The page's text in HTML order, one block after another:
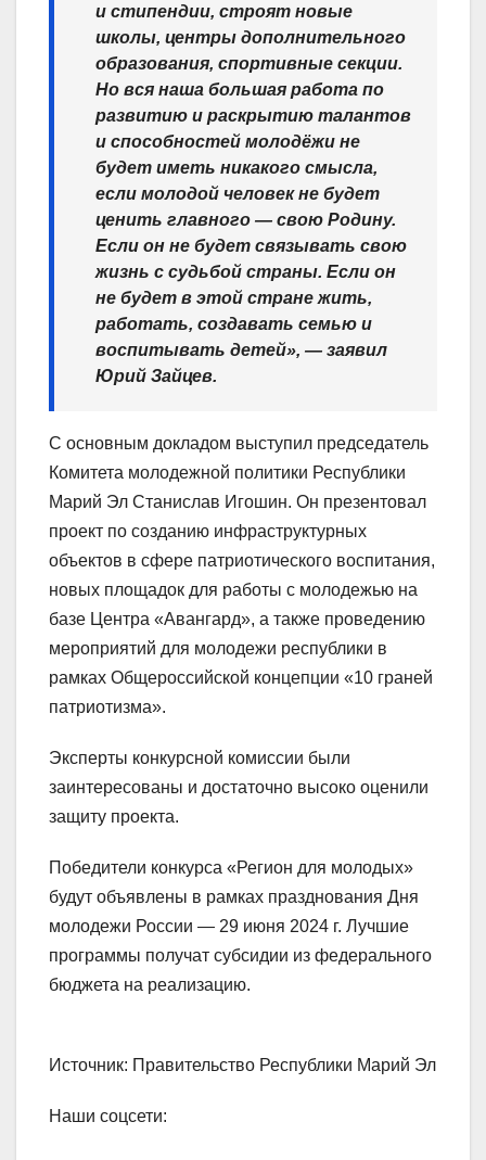
и стипендии, строят новые
школы, центры дополнительного
образования, спортивные секции.
Но вся наша большая работа по
развитию и раскрытию талантов
и способностей молодёжи не
будет иметь никакого смысла,
если молодой человек не будет
ценить главного — свою Родину.
Если он не будет связывать свою
жизнь с судьбой страны. Если он
не будет в этой стране жить,
работать, создавать семью и
воспитывать детей», — заявил
Юрий Зайцев.
С основным докладом выступил председатель
Комитета молодежной политики Республики
Марий Эл Станислав Игошин. Он презентовал
проект по созданию инфраструктурных
объектов в сфере патриотического воспитания,
новых площадок для работы с молодежью на
базе Центра «Авангард», а также проведению
мероприятий для молодежи республики в
рамках Общероссийской концепции «10 граней
патриотизма».
Эксперты конкурсной комиссии были
заинтересованы и достаточно высоко оценили
защиту проекта.
Победители конкурса «Регион для молодых»
будут объявлены в рамках празднования Дня
молодежи России — 29 июня 2024 г. Лучшие
программы получат субсидии из федерального
бюджета на реализацию.
Источник: Правительство Республики Марий Эл
Наши соцсети: